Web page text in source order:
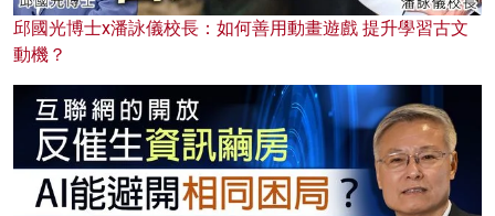
邱國光博士x潘詠儀校長：如何善用動畫遊戲 提升學習古文
動機？